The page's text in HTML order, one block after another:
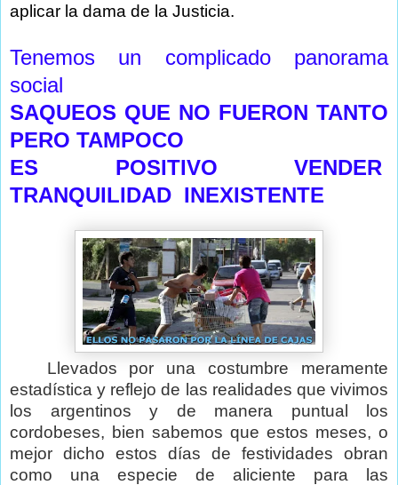
aplicar la dama de la Justicia.
Tenemos un complicado panorama
social
SAQUEOS QUE NO FUERON TANTO
PERO TAMPOCO
ES POSITIVO VENDER
TRANQUILIDAD INEXISTENTE
Llevados por una costumbre meramente
estadística y reflejo de las realidades que vivimos
los argentinos y de manera puntual los
cordobeses, bien sabemos que estos meses, o
mejor dicho estos días de festividades obran
como una especie de aliciente para las